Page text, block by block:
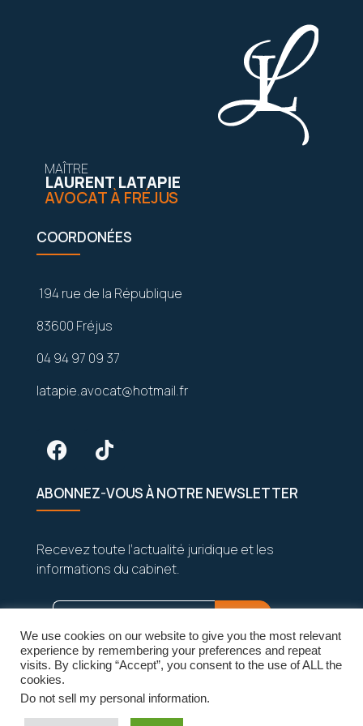
MAÎTRE
LAURENT LATAPIE
AVOCAT À FRÉJUS
COORDONÉES
194 rue de la République
83600 Fréjus
04 94 97 09 37
latapie.avocat@hotmail.fr
ABONNEZ-VOUS À NOTRE NEWSLETTER
Recevez toute l’actualité juridique et les
informations du cabinet.
Vos données sont strictement confidentielles
et seront jamais partagées.
We use cookies on our website to give you the most relevant
experience by remembering your preferences and repeat
visits. By clicking “Accept”, you consent to the use of ALL the
cookies.
Do not sell my personal information.